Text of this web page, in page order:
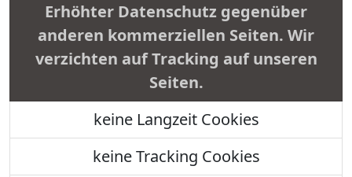
Erhöhter Datenschutz gegenüber
anderen kommerziellen Seiten. Wir
verzichten auf Tracking auf unseren
Seiten.
keine Langzeit Cookies
keine Tracking Cookies